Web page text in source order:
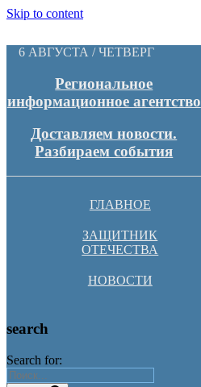
Skip to content
6 АВГУСТА / ЧЕТВЕРГ
Региональное
информационное агентство
Доставляем новости.
Разбираем события
ГЛАВНОЕ
ЗАЩИТНИК
ОТЕЧЕСТВА
НОВОСТИ
search
Search for: